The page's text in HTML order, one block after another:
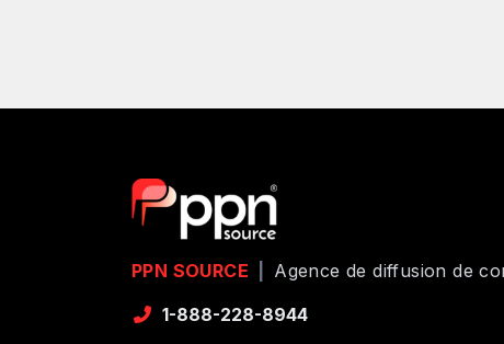
PPN SOURCE
Agence de diffusion de
1-888-228-8944